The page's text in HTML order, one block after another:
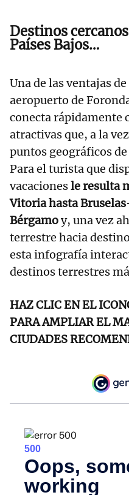
Destinos
Países Bajos…
Una de las ventajas
aeropuerto de
conecta rápidamente
atractivas que, a la
puntos geográficos
Para el turista que
vacacionesle resulta
Vitoria hasta
Bérgamoy, una vez
terrestre hacia
esta infografía
destinos terrestres
HAZ CLIC EN EL
PARA AMPLIAR EL
CIUDADES